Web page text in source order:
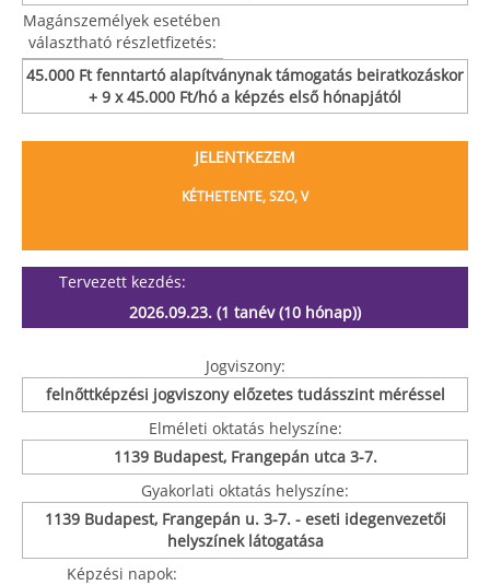
Magánszemélyek esetében
választható részletfizetés:
45.000 Ft fenntartó alapítványnak támogatás beiratkozáskor
+ 9 x 45.000 Ft/hó a képzés első hónapjától
JELENTKEZEM
KÉTHETENTE, SZO, V
Tervezett kezdés:
2026.09.23. (1 tanév (10 hónap))
Jogviszony:
felnőttképzési jogviszony előzetes tudásszint méréssel
Elméleti oktatás helyszíne:
1139 Budapest, Frangepán utca 3-7.
Gyakorlati oktatás helyszíne:
1139 Budapest, Frangepán u. 3-7. - eseti idegenvezetői
helyszínek látogatása
Képzési napok: